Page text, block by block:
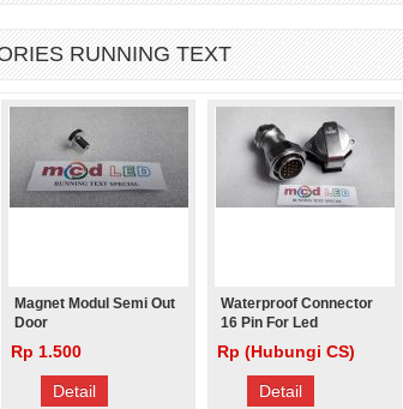
RUNNING TEXT
Magnet Modul Semi Out
Door
Rp 1.500
Detail
Waterproof Connector
16 Pin For Led
Rp (Hubungi CS)
Detail